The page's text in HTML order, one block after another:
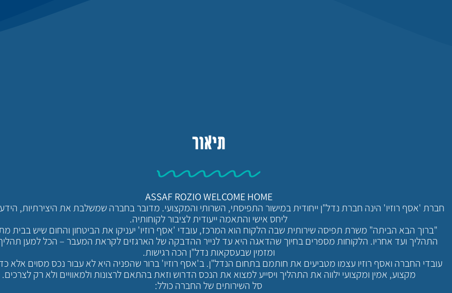
תיאור
ASSAF ROZIO WELCOME HOME
חברת 'אסף רוזיו' הינה חברת נדל"ן ייחודית במישור התפיסתי, השרותי והמקצועי. מדובר בחברה שמשלבת את היצירתיות, הידע
ליחס אישי והתאמה ייעודית לציבור לקוחותיה.
"ברוך הבא הביתה" משרת תפיסה שירותית שבה הלקוח הוא המרכז, עובדי 'אסף רוזיו' יעניקו את הביטחון והחום שיש בבית
התהליך ועד אחריו. הלקוחות מספרים בחיוך שהדאגה היא עד לנייר ההדבקה של הארגזים לקראת המעבר – הכל למען
ומזמין שבעסקאות נדל"ן הכה רגישות.
עובדי החברה ואסף רוזיו עצמו מטביעים את חותמם בתחום הנדל"ן. ב'אסף רוזיו' ברור שהפניה היא לא עבור נכס מסוים אלא
מקצוע, אמין ומקצועי ילווה את התהליך ויסייע למצוא את הנכס הדרוש וזאת בהתאם לרצונות ולמאוויים ולא רק לצרכים.
סל השירותים של החברה כולל: